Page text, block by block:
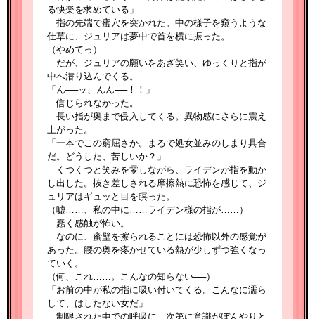
る快楽を求めている」
指の先端で蜜穴を突かれた。中の様子を窺うような
仕草に、ジュリアは夢中で首を横に振った。
（やめてっ）
だが、ジュリアの願いをあざ笑い、ゆっくりと指が
中へ潜り込んでくる。
「ん──ッ、んん──！！」
信じられなかった。
長い指が奥まで侵入してくる。異物感にさらに震え
上がった。
「一本でこの窮屈さか。まるで処女並みのしまり具合
だ。どうした、苦しいか？」
くつくつと笑みを零しながら、ライデンが指を動か
し出した。抜き差しされる摩擦熱に恐怖を感じて、ジ
ュリアはギュッと目を瞑った。
（嘘……、私の中に……ライデン様の指が……）
蠢く感触が怖い。
なのに、蜜壁を擦られることには恐怖以外の感覚が
あった。腰の奥を疼かせている熱が少しずつ強くなっ
ていく。
（何、これ……。こんなの知らない──）
「お前の中が私の指に吸い付いてくる。こんなに濡ら
して、はしたない女だ」
制限された中での呼吸に、次第に意識がぼんやりと